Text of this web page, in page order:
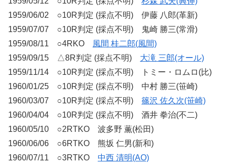
1959/06/02 ○10R判定 (採点不明) 伊藤 八郎(革新)
1959/07/07 ○10R判定 (採点不明) 鬼崎 勝三(常滑)
1959/08/11 ○4RKO
風間 桂二郎(風間)
1959/09/15 △8R判定 (採点不明) 大滝 三郎(オール)
1959/11/14 ○10R判定 (採点不明) トミー・ロムロ(比)
1960/01/25 ○10R判定 (採点不明) 中村 勝三(笹崎)
1960/03/07 ○10R判定 (採点不明) 篠沢 佐久次(笹崎)
1960/04/04 ○10R判定 (採点不明) 酒井 拳治(不二)
1960/05/10 ○2RTKO 波多野 薫(松田)
1960/06/06 ○6RTKO 熊坂 仁男(新和)
1960/07/11 ○3RTKO 中西 清明(AO)